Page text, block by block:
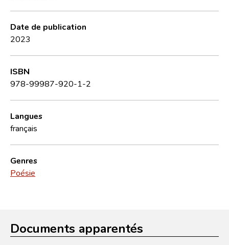
Date de publication
2023
ISBN
978-99987-920-1-2
Langues
français
Genres
Poésie
Documents apparentés